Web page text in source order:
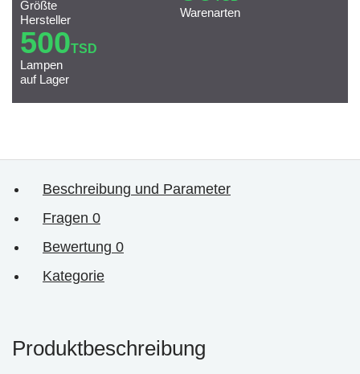
Größte
Hersteller
Warenarten
500TSD
Lampen
auf Lager
Beschreibung und Parameter
Fragen 0
Bewertung 0
Kategorie
Produktbeschreibung